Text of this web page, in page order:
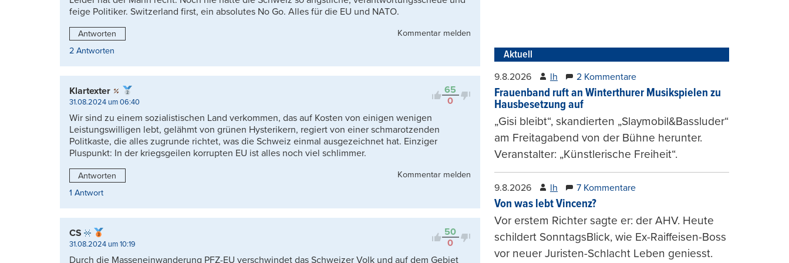
feige Politiker. Switzerland first, ein absolutes No Go. Alles für die EU und NATO.
Antworten
Kommentar melden
2 Antworten
65
0
Klartexter
31.08.2024 um 06:40
Wir sind zu einem sozialistischen Land verkommen, das auf Kosten von einigen wenigen
Leistungswilligen lebt, gelähmt von grünen Hysterikern, regiert von einer schmarotzenden
Politkaste, die alles zugrunde richtet, was die Schweiz einmal ausgezeichnet hat. Einziger
Pluspunkt: In der kriegsgeilen korrupten EU ist alles noch viel schlimmer.
Antworten
Kommentar melden
1 Antwort
50
0
CS
31.08.2024 um 10:19
Durch die Masseneinwanderung PFZ-EU verschwindet das Schweizer Volk und auf dem Gebiet
Aktuell
9.8.2026 lh 2 Kommentare
Frauenband ruft an Winterthurer Musikspielen zu
Hausbesetzung auf
„Gisi bleibt“, skandierten „Slaymobil&Bassluder“
am Freitagabend von der Bühne herunter.
Veranstalter: „Künstlerische Freiheit“.
9.8.2026 lh 7 Kommentare
Von was lebt Vincenz?
Vor erstem Richter sagte er: der AHV. Heute
schildert SonntagsBlick, wie Ex-Raiffeisen-Boss
vor neuer Juristen-Schlacht Leben geniesst.